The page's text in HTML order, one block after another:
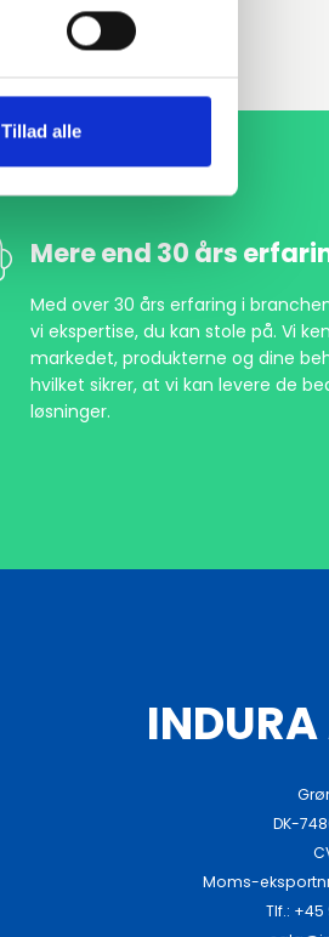
Tillad alle
Mere end 30 års
Med over 30 års erfaring i
vi ekspertise, du kan stole på. Vi
markedet, produkterne og dine
hvilket sikrer, at vi kan levere de
løsninger.
DK-
Moms-
Tlf.: +45